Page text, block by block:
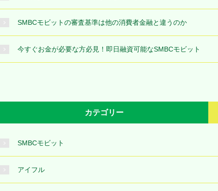
SMBCモビットの審査基準は他の消費者金融と違うのか
今すぐお金が必要な方必見！即日融資可能なSMBCモビット
カテゴリー
SMBCモビット
アイフル